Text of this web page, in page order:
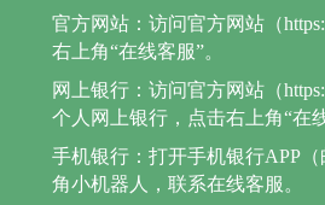
官方网站：访问官方网站（
右上角“在线客服”。
网上银行：访问官方网站（
个人网上银行，点击右上角“在
手机银行：打开手机银行APP
角小机器人，联系在线客服。